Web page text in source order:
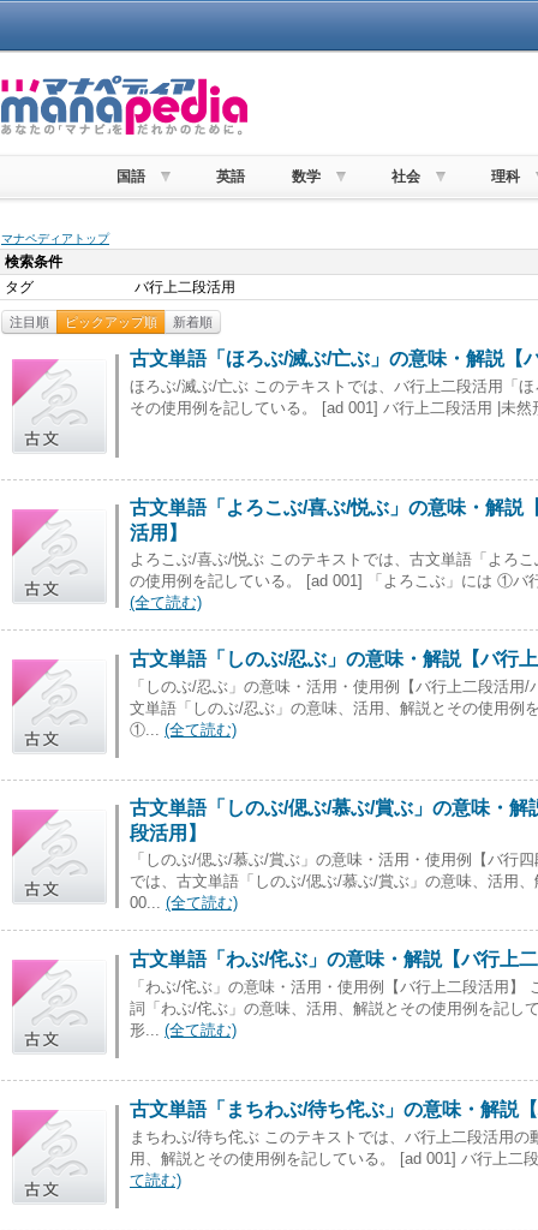
国語 英語 数学 社会 理科
マナペディアトップ
検索条件
タグ
バ行上二段活用
注目順 ピックアップ順 新着順
古文単語「ほろぶ/滅ぶ/亡ぶ」の意味・解説【
ほろぶ/滅ぶ/亡ぶ このテキストでは、バ行上二段活用「
その使用例を記している。 [ad 001] バ行上二段活用 |未
古文単語「よろこぶ/喜ぶ/悦ぶ」の意味・解説
活用】
よろこぶ/喜ぶ/悦ぶ このテキストでは、古文単語「よろ
の使用例を記している。 [ad 001] 「よろこぶ」には ①
(全て読む)
古文単語「しのぶ/忍ぶ」の意味・解説【バ行
「しのぶ/忍ぶ」の意味・活用・使用例【バ行上二段活用
文単語「しのぶ/忍ぶ」の意味、活用、解説とその使用例
①... (全て読む)
古文単語「しのぶ/偲ぶ/慕ぶ/賞ぶ」の意味・解
段活用】
「しのぶ/偲ぶ/慕ぶ/賞ぶ」の意味・活用・使用例【バ行
では、古文単語「しのぶ/偲ぶ/慕ぶ/賞ぶ」の意味、活用
00... (全て読む)
古文単語「わぶ/侘ぶ」の意味・解説【バ行上
「わぶ/侘ぶ」の意味・活用・使用例【バ行上二段活用】
詞「わぶ/侘ぶ」の意味、活用、解説とその使用例を記し
形... (全て読む)
古文単語「まちわぶ/待ち侘ぶ」の意味・解説
まちわぶ/待ち侘ぶ このテキストでは、バ行上二段活用
用、解説とその使用例を記している。 [ad 001] バ行上二
て読む)